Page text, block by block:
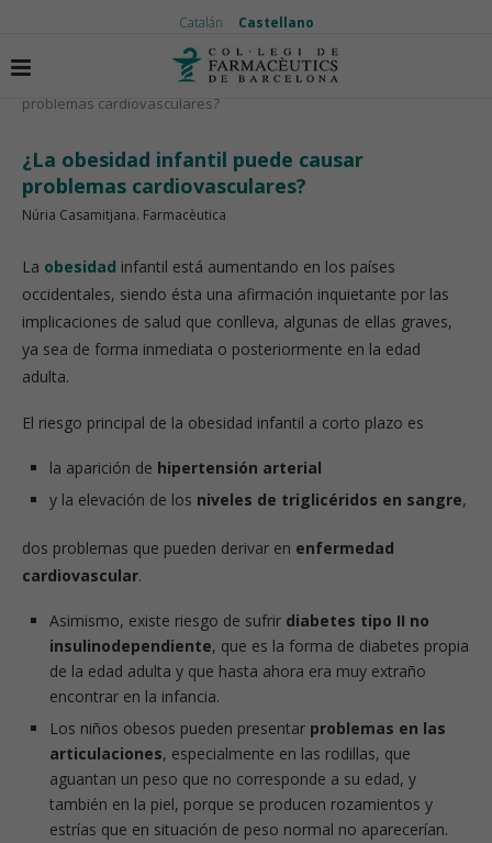
Catalán Castellano
Inicio
¿La obesidad infantil puede causar
problemas cardiovasculares?
¿La obesidad infantil puede causar
problemas cardiovasculares?
Núria Casamitjana. Farmacèutica
La obesidad infantil está aumentando en los países
occidentales, siendo ésta una afirmación inquietante por las
implicaciones de salud que conlleva, algunas de ellas graves,
ya sea de forma inmediata o posteriormente en la edad
adulta.
El riesgo principal de la obesidad infantil a corto plazo es
la aparición de hipertensión arterial
y la elevación de los niveles de triglicéridos en sangre,
dos problemas que pueden derivar en enfermedad
cardiovascular.
Asimismo, existe riesgo de sufrir diabetes tipo II no
insulinodependiente, que es la forma de diabetes propia
de la edad adulta y que hasta ahora era muy extraño
encontrar en la infancia.
Los niños obesos pueden presentar problemas en las
articulaciones, especialmente en las rodillas, que
aguantan un peso que no corresponde a su edad, y
también en la piel, porque se producen rozamientos y
estrías que en situación de peso normal no aparecerían.